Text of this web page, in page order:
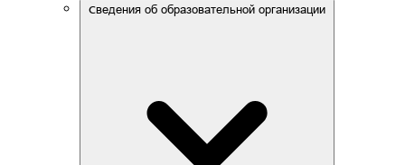
Сведения об образовательной организации